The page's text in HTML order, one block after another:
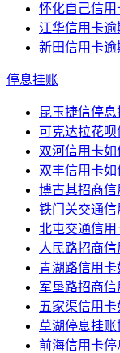
怀化自己信用
江华信用卡
新田信用卡
停息挂账
昆玉捷信停
可克达拉花
双河信用卡
双丰信用卡
博古其招商
铁门关交通
北屯交通信
人民路招商
青湖路信用
军垦路招商
五家渠信用
草湖停息挂账
前海信用卡